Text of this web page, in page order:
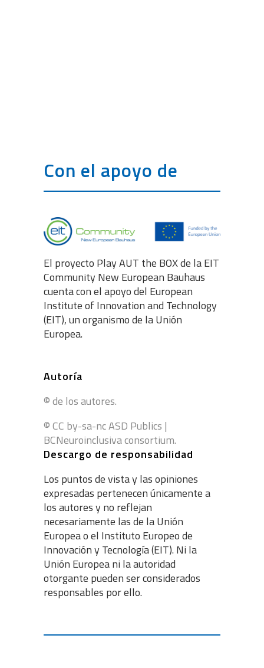
Con el apoyo de
El proyecto Play AUT the BOX de la EIT
Community New European Bauhaus
cuenta con el apoyo del European
Institute of Innovation and Technology
(EIT), un organismo de la Unión
Europea.
Autoría
© de los autores.
© CC by-sa-nc ASD Publics |
BCNeuroinclusiva consortium.
Descargo de responsabilidad
Los puntos de vista y las opiniones
expresadas pertenecen únicamente a
los autores y no reflejan
necesariamente las de la Unión
Europea o el Instituto Europeo de
Innovación y Tecnología (EIT). Ni la
Unión Europea ni la autoridad
otorgante pueden ser considerados
responsables por ello.